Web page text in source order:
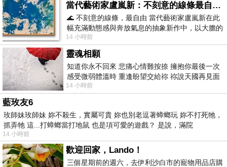
當代藝術家盧嵐新：不刻意的線條最自由，讓色彩流動、筆觸自己說話
🌊 不刻意的線條，最自由 當代藝術家盧嵐新在此
幅充滿動態感與奔放氣息的抽象新作中，以大膽的
藍色顏料在白色畫布上揮灑、壓印與流淌
14 小時前
靈魂相願
知道你永不回來 悲痛心情難按捺 擁抱你最後一次
感受微弱體溫時 重逢盼望交給祢 祢說天國再見面
此刻忍淚說別離 他日靈魂再
14 小時前
藍玫友6
玫師妹玫師妹 妳不殺生，實屬可貴 妳也別老逗著蟑螂玩 妳不打死牠，
抓弄牠 這...打蟑螂當打地鼠 也是項可愛的遊戲？ 是說，滿院
14 小時前
歡迎回家，Lando！
三個星期前的週六，去伊利沙白市的寵物用品店購